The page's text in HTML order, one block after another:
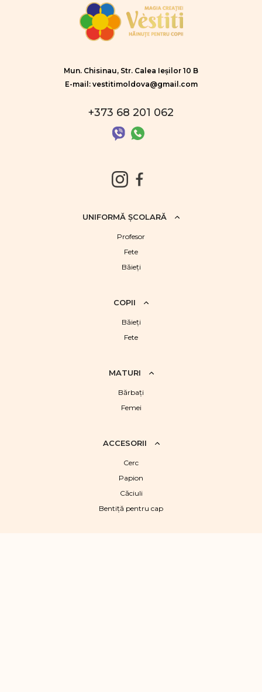
Mun. Chisinau, Str. Calea Ieșilor 10 B
E-mail: vestitimoldova@gmail.com
+373 68 201 062
UNIFORMĂ ŞCOLARĂ
Profesor
Fete
Băieţi
COPII
Băieţi
Fete
MATURI
Bărbaţi
Femei
ACCESORII
Cerc
Papion
Căciuli
Bentiță pentru cap